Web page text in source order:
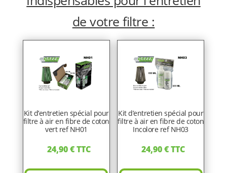
de votre filtre :
Kit d’entretien spécial pour
filtre à air en fibre de coton
vert ref NH01
24,90€TTC
Kit d’entretien spécial pour
filtre à air en fibre de coton
Incolore ref NH03
24,90€TTC